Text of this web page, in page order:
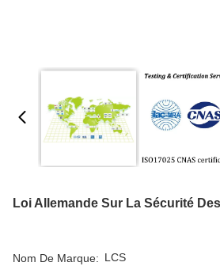
Loi Allemande Sur La Sécurité
Nom De Marque: LCS